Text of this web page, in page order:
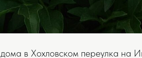
в Хохловском переулка на